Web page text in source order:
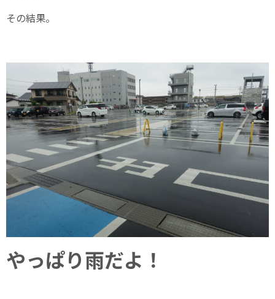
その結果。
やっぱり雨だよ！